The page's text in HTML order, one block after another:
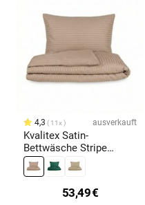
4,3 11x ausverkauft
Kvalitex Satin-
Bettwäsche Stripe
Beige, 140 x 200 cm, 70
x 90 cm
53,49€